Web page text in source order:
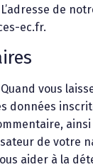
L’adresse de
ec.fr.
Quand vous
données
de votre
aider à la